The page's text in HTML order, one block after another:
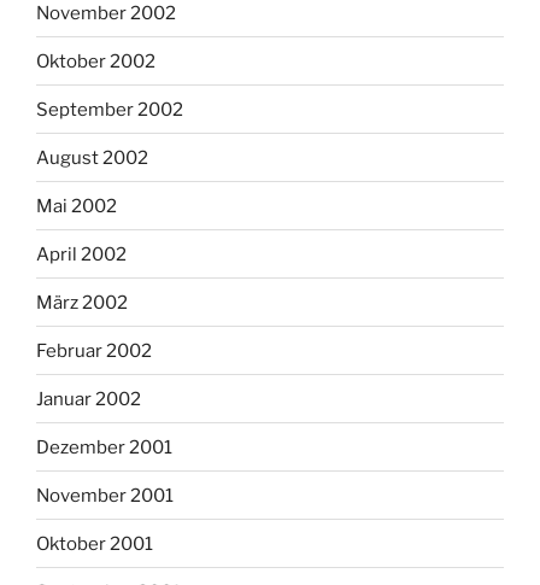
November 2002
Oktober 2002
September 2002
August 2002
Mai 2002
April 2002
März 2002
Februar 2002
Januar 2002
Dezember 2001
November 2001
Oktober 2001